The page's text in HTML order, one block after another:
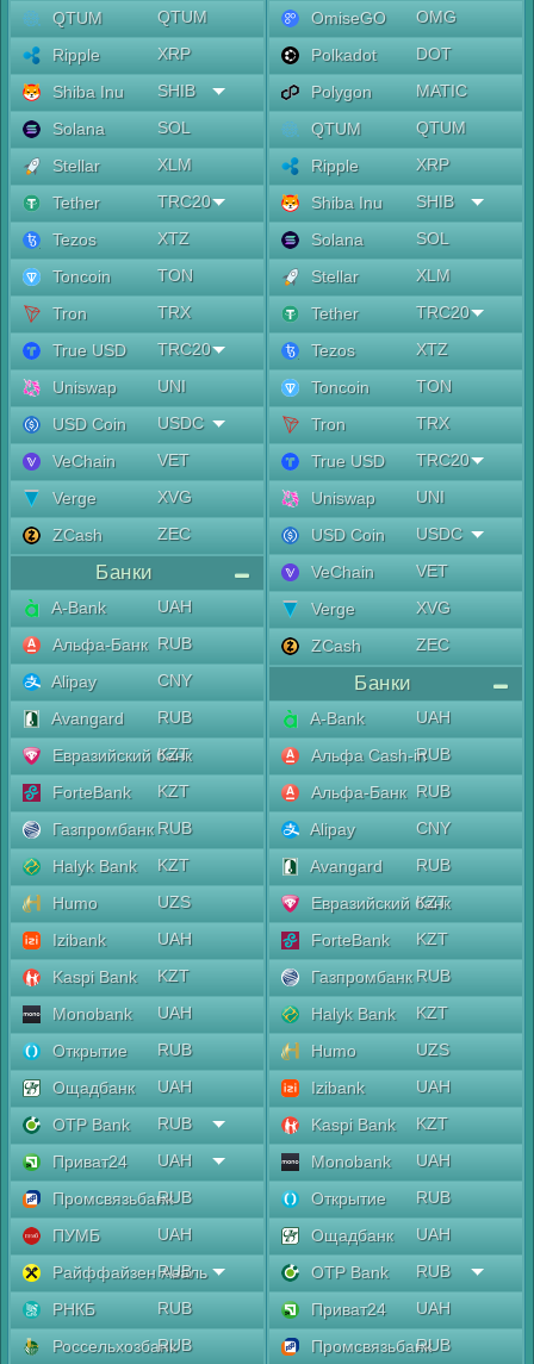
QTUM
QTUM
Ripple
XRP
Shiba Inu
SHIB
Solana
SOL
Stellar
XLM
Tether
TRC20
Tezos
XTZ
Toncoin
TON
Tron
TRX
True USD
TRC20
Uniswap
UNI
USD Coin
USDC
VeChain
VET
Verge
XVG
ZCash
ZEC
Банки
A-Bank
UAH
Альфа-Банк RUB
Alipay
CNY
Avangard
RUB
Евразийский банк
KZT
ForteBank
KZT
Газпромбанк RUB
Halyk Bank
KZT
Humo
UZS
Izibank
UAH
Kaspi Bank
KZT
Monobank
UAH
Открытие
RUB
Ощадбанк
UAH
OTP Bank
RUB
Приват24
UAH
ПромсвязьбанкRUB
ПУМБ
UAH
Райффайзен Аваль
RUB
РНКБ
RUB
РоссельхозбанкRUB
OmiseGO
OMG
Polkadot
DOT
Polygon
MATIC
QTUM
QTUM
Ripple
XRP
Shiba Inu
SHIB
Solana
SOL
Stellar
XLM
Tether
TRC20
Tezos
XTZ
Toncoin
TON
Tron
TRX
True USD
TRC20
Uniswap
UNI
USD Coin
USDC
VeChain
VET
Verge
XVG
ZCash
ZEC
Банки
A-Bank
UAH
Альфа Cash-inRUB
Альфа-Банк RUB
Alipay
CNY
Avangard
RUB
Евразийский банк
KZT
ForteBank
KZT
Газпромбанк RUB
Halyk Bank
KZT
Humo
UZS
Izibank
UAH
Kaspi Bank
KZT
Monobank
UAH
Открытие
RUB
Ощадбанк
UAH
OTP Bank
RUB
Приват24
UAH
ПромсвязьбанкRUB